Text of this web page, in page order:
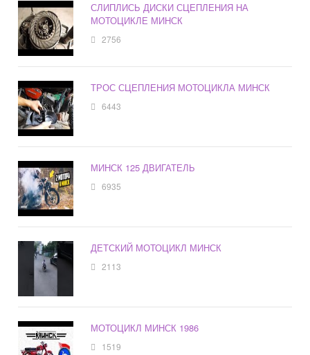
СЛИПЛИСЬ ДИСКИ СЦЕПЛЕНИЯ НА
МОТОЦИКЛЕ МИНСК
2756
ТРОС СЦЕПЛЕНИЯ МОТОЦИКЛА МИНСК
6443
МИНСК 125 ДВИГАТЕЛЬ
6935
ДЕТСКИЙ МОТОЦИКЛ МИНСК
2113
МОТОЦИКЛ МИНСК 1986
1519